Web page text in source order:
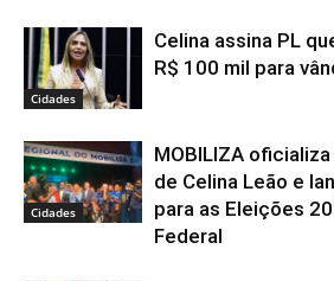
Cidades
Celina assina PL
R$ 100 mil para
Cidades
MOBILIZA
de Celina Leão e
para as Eleições
Federal